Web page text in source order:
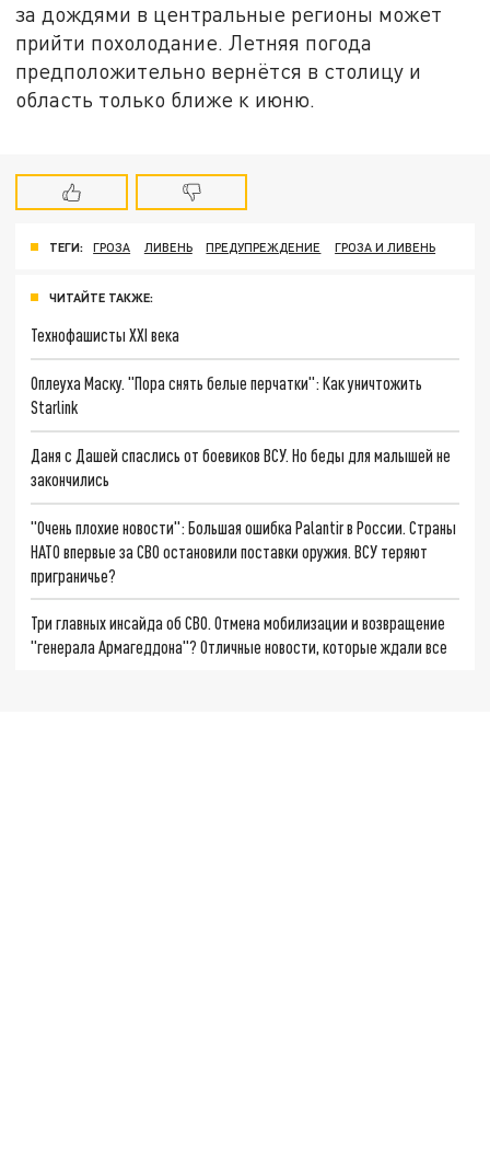
за дождями в центральные регионы может
прийти похолодание. Летняя погода
предположительно вернётся в столицу и
область только ближе к июню.
ТЕГИ: ГРОЗА ЛИВЕНЬ ПРЕДУПРЕЖДЕНИЕ ГРОЗА И ЛИВЕНЬ
ЧИТАЙТЕ ТАКЖЕ:
Технофашисты XXI века
Оплеуха Маску. "Пора снять белые перчатки": Как уничтожить
Starlink
Даня с Дашей спаслись от боевиков ВСУ. Но беды для малышей не
закончились
"Очень плохие новости": Большая ошибка Palantir в России. Страны
НАТО впервые за СВО остановили поставки оружия. ВСУ теряют
приграничье?
Три главных инсайда об СВО. Отмена мобилизации и возвращение
"генерала Армагеддона"? Отличные новости, которые ждали все